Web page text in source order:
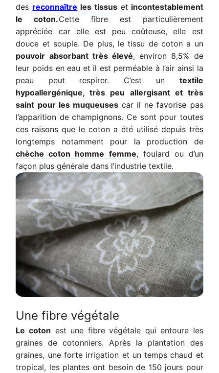
des reconnaître les tissuset incontestablement
le coton.Cette fibre est particulièrement
appréciée car elle est peu coûteuse, elle est
douce et souple. De plus, le tissu de coton a un
pouvoir absorbant très élevé, environ 8,5% de
leur poids en eau et il est perméable à l’air ainsi la
peau peut respirer. C’est un textile
hypoallergénique, très peu allergisant et très
saint pour les muqueusescar il ne favorise pas
l’apparition de champignons. Ce sont pour toutes
ces raisons que le coton a été utilisé depuis très
longtemps notamment pour la production de
chèche coton homme femme, foulard ou d’un
façon plus générale dans l’industrie textile.
Une fibre végétale
Le coton est une fibre végétale qui entoure les
graines de cotonniers. Après la plantation des
graines, une forte irrigation et un temps chaud et
tropical, les plantes ont besoin de 150 jours pour